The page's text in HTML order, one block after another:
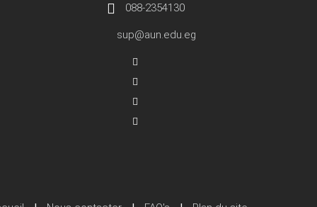
088-2354130
sup@aun.edu.eg